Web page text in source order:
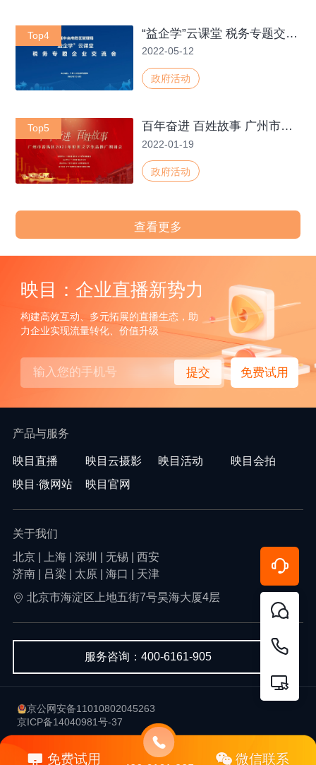
Top4 “益企学”云课堂 税务专题交流分享会
2022-05-12
政府活动
Top5 百年奋进 百姓故事 广州市番禺区2021年原创文学作品推广朗诵会
2022-01-19
政府活动
查看更多
映目：企业直播新势力
构建高效互动、多元拓展的直播生态，助
力企业实现流量转化、价值升级
提交 免费试用
产品与服务
映目直播 映目云摄影 映目活动
映目会拍
映目·微网站
映目官网
关于我们
北京 | 上海 | 深圳 | 无锡 | 西安
济南 | 吕梁 | 太原 | 海口 | 天津
北京市海淀区上地五街7号昊海大厦4层
服务咨询：400-6161-905
京公网安备11010802045263
京ICP备14040981号-37
Copyright © 2013-2026 北京韦尔科技有限公司-映目 版权所有
免费试用 微信联系